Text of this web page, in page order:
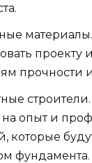
проекту
прочности
опыт и
которые
фундамента.